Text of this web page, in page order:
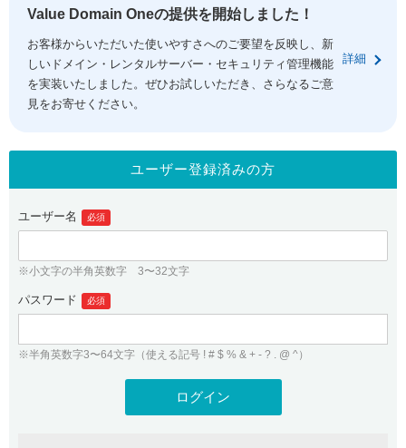
ドメイン移管
ドメイン価格一覧
ドメイン一括検索
.jpドメインオークション
gTLDオークション NEW!
.jpドメインバックオーダー
プレミアムドメイン
人気ドメインの種類
WHOIS検索
コアサーバー
バリューサーバー
XREA
セキュリティトップ
Value Domain ネットde診断
SSL証明書
サービストップ
お得意様割引
紹介制度
バリュードメインAPI
ドメイン・ホスティングOEM
facebook
ログイン
従来のバリュードメインをご利用希望の方
Value Domainにログイン
ユーザー登録
Value Domain Oneの提供を開始しました！
お客様からいただいた使いやすさへのご要望を反映し、新
しいドメイン・レンタルサーバー・セキュリティ管理機能
を実装いたしました。ぜひお試しいただき、さらなるご意
見をお寄せください。
詳細
ユーザー登録済みの方
ユーザー名 必須
※小文字の半角英数字 3〜32文字
パスワード 必須
※半角英数字3〜64文字（使える記号 ! # $ % & + - ? . @ ^）